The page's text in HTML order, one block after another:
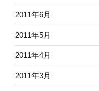
2011年6月
2011年5月
2011年4月
2011年3月